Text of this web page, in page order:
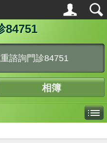
84751
諮詢門診84751
相簿